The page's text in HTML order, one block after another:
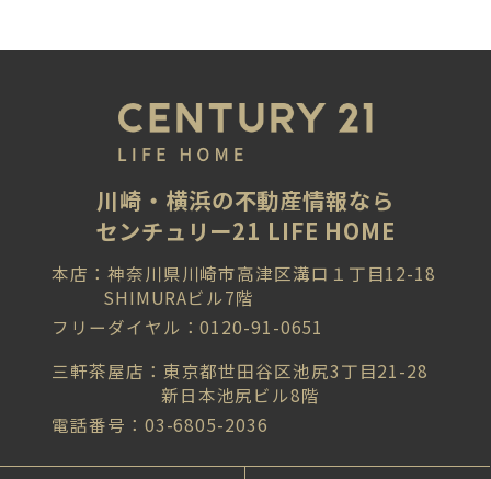
川崎・横浜の不動産情報なら
センチュリー21 LIFE HOME
本店：神奈川県川崎市高津区溝口１丁目12-18
SHIMURAビル7階
フリーダイヤル：0120-91-0651
三軒茶屋店：東京都世田谷区池尻3丁目21-28
新日本池尻ビル8階
電話番号：03-6805-2036